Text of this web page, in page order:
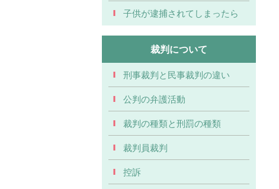
子供が逮捕されてしまったら
裁判について
刑事裁判と民事裁判の違い
公判の弁護活動
裁判の種類と刑罰の種類
裁判員裁判
控訴